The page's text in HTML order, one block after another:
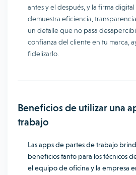
antes y el después, y la firma
demuestra eficiencia,
un detalle que no pasa
confianza del cliente en tu marca,
fidelizarlo.
Beneficios de utilizar una
trabajo
Las apps de partes de trabajo
beneficios tanto para los técnicos
el equipo de oficina y la empresa